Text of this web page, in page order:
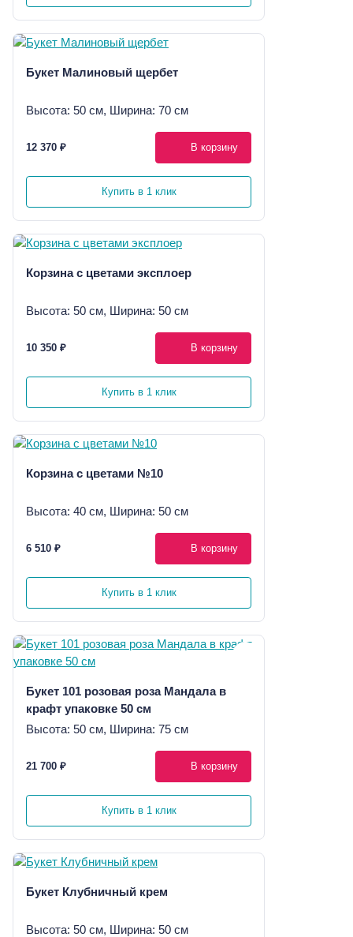
Букет Малиновый щербет
Высота: 50 см, Ширина: 70 см
12 370 ₽ В корзину
Купить в 1 клик
Корзина с цветами эксплоер
Высота: 50 см, Ширина: 50 см
10 350 ₽ В корзину
Купить в 1 клик
Корзина с цветами №10
Высота: 40 см, Ширина: 50 см
6 510 ₽ В корзину
Купить в 1 клик
Букет 101 розовая роза Мандала в
крафт упаковке 50 см
Высота: 50 см, Ширина: 75 см
21 700 ₽ В корзину
Купить в 1 клик
Букет Клубничный крем
Высота: 50 см, Ширина: 50 см